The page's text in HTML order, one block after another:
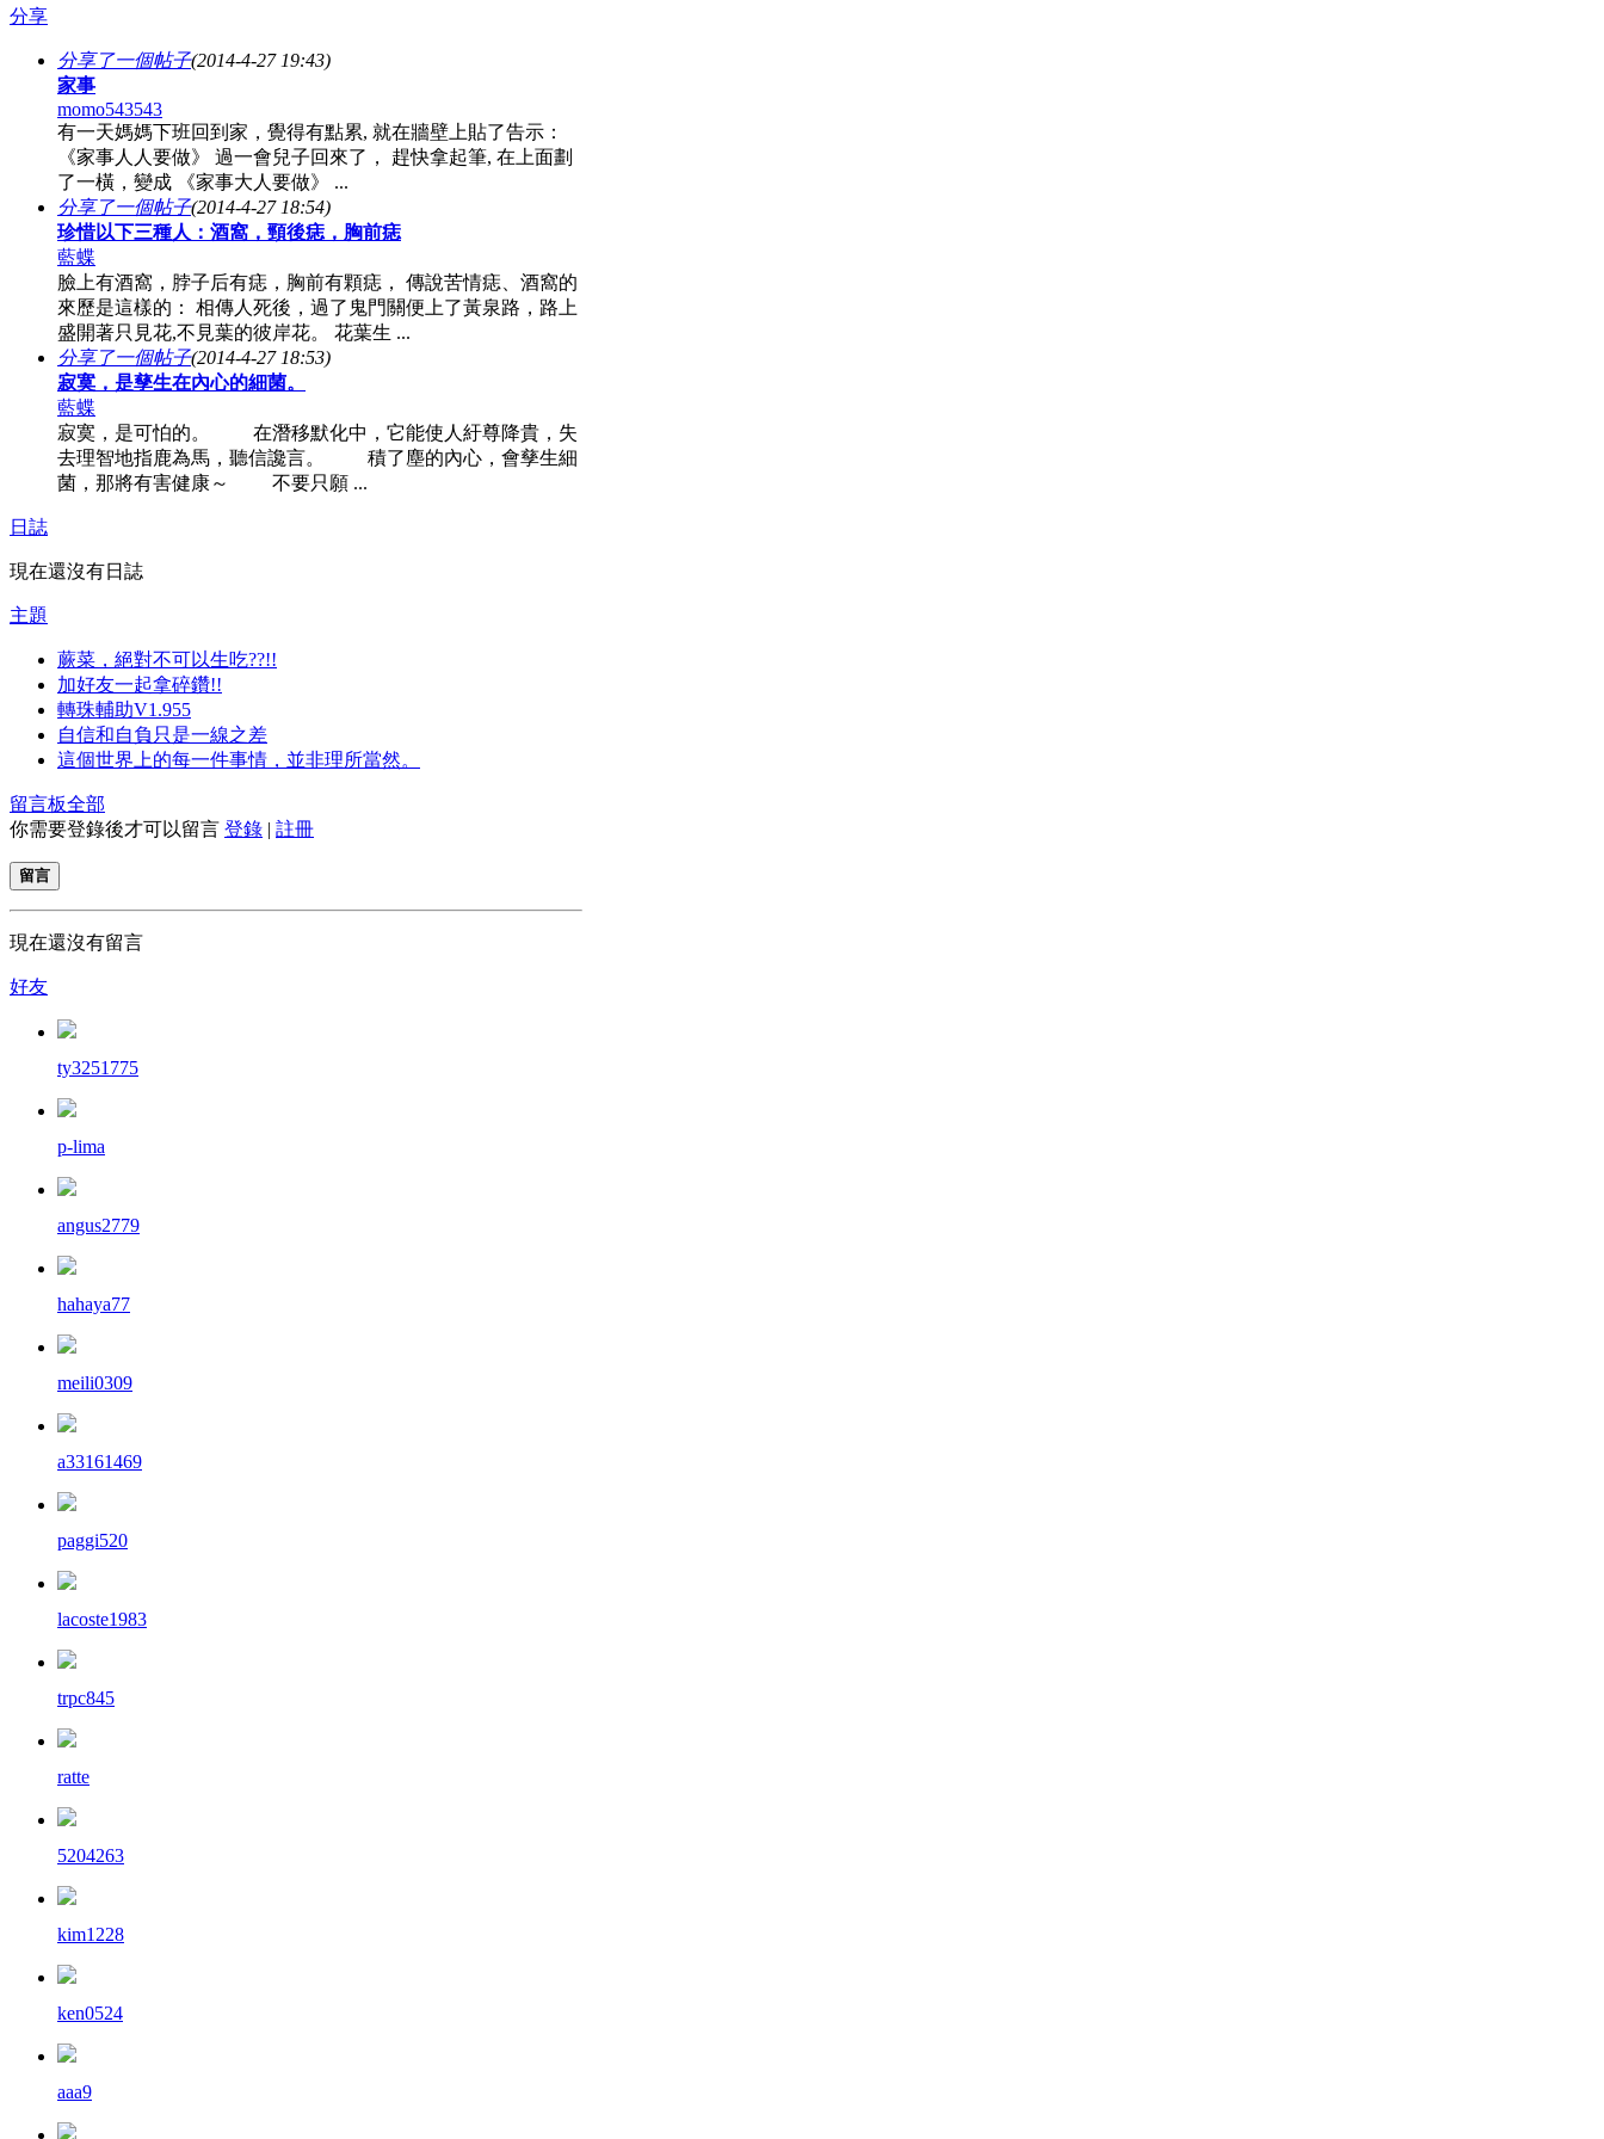
分享
分享了一個帖子(2014-4-27 19:43)
家事
momo543543
有一天媽媽下班回到家，覺得有點累, 就在牆壁上貼了告示：
《家事人人要做》 過一會兒子回來了， 趕快拿起筆, 在上面劃
了一橫，變成 《家事大人要做》 ...
分享了一個帖子(2014-4-27 18:54)
珍惜以下三種人：酒窩，頸後痣，胸前痣
藍蝶
臉上有酒窩，脖子后有痣，胸前有顆痣， 傳說苦情痣、酒窩的
來歷是這樣的： 相傳人死後，過了鬼門關便上了黃泉路，路上
盛開著只見花,不見葉的彼岸花。 花葉生 ...
分享了一個帖子(2014-4-27 18:53)
寂寞，是孳生在內心的細菌。
藍蝶
寂寞，是可怕的。 在潛移默化中，它能使人紆尊降貴，失
去理智地指鹿為馬，聽信讒言。 積了塵的內心，會孳生細
菌，那將有害健康～ 不要只願 ...
日誌
現在還沒有日誌
主題
蕨菜，絕對不可以生吃??!!
加好友一起拿碎鑽!!
轉珠輔助V1.955
自信和自負只是一線之差
這個世界上的每一件事情，並非理所當然。
留言板全部
你需要登錄後才可以留言 登錄 | 註冊
留言
現在還沒有留言
好友
ty3251775
p-lima
angus2779
hahaya77
meili0309
a33161469
paggi520
lacoste1983
trpc845
ratte
5204263
kim1228
ken0524
aaa9